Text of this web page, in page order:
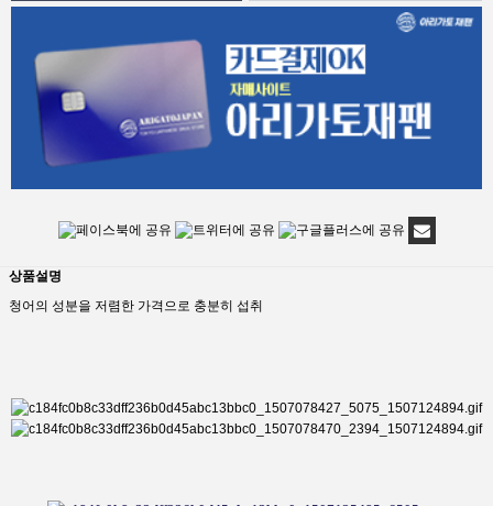
상품설명
청어의 성분을 저렴한 가격으로 충분히 섭취